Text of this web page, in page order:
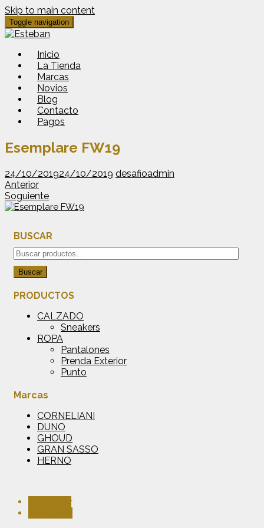
Skip to main content
Toggle navigation
Inicio
La Tienda
Marcas
Novios
Blog
Contacto
Pagos
Esemplare FW19
24/10/201924/10/2019 desafioadmin
Anterior
Soguiente
BUSCAR
Buscar
por:
Buscar
PRODUCTOS
CALZADO
Sneakers
ROPA
Pantalones
Prenda Exterior
Punto
Marcas
CORNELIANI
DUNO
GHOUD
GRAN SASSO
HERNO